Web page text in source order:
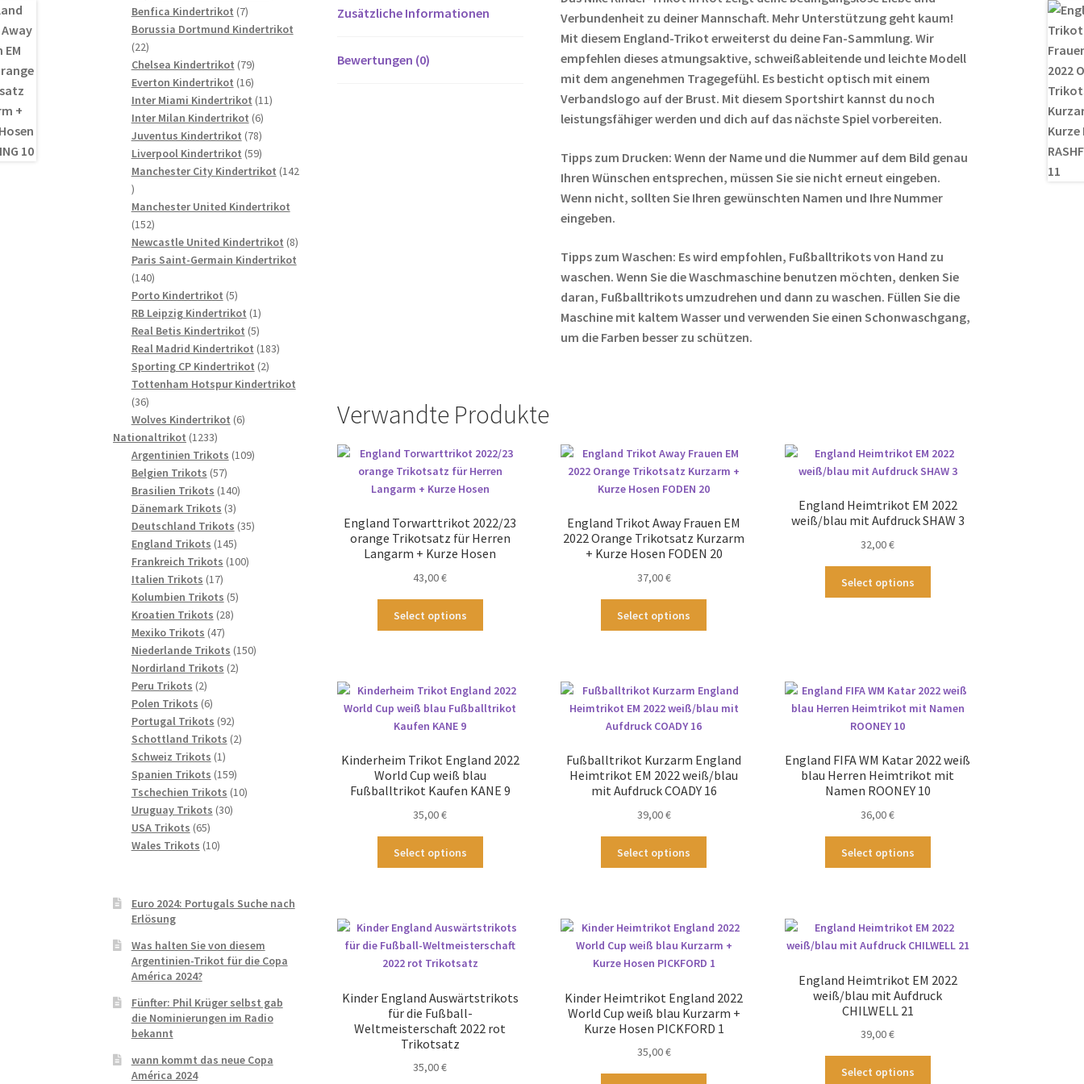
Zusätzliche Informationen
Bewertungen (0)
Verbundenheit zu deiner Mannschaft. Mehr Unterstützung geht kaum!
Mit diesem England-Trikot erweiterst du deine Fan-Sammlung. Wir
empfehlen dieses atmungsaktive, schweißableitende und leichte Modell
mit dem angenehmen Tragegefühl. Es besticht optisch mit einem
Verbandslogo auf der Brust. Mit diesem Sportshirt kannst du noch
leistungsfähiger werden und dich auf das nächste Spiel vorbereiten.
Tipps zum Drucken: Wenn der Name und die Nummer auf dem Bild genau
Ihren Wünschen entsprechen, müssen Sie sie nicht erneut eingeben.
Wenn nicht, sollten Sie Ihren gewünschten Namen und Ihre Nummer
eingeben.
Tipps zum Waschen: Es wird empfohlen, Fußballtrikots von Hand zu
waschen. Wenn Sie die Waschmaschine benutzen möchten, denken Sie
daran, Fußballtrikots umzudrehen und dann zu waschen. Füllen Sie die
Maschine mit kaltem Wasser und verwenden Sie einen Schonwaschgang,
um die Farben besser zu schützen.
Verwandte Produkte
England Torwarttrikot 2022/23
orange Trikotsatz für Herren
Langarm + Kurze Hosen
43,00€
Select options
auf.
Die
auf
der
werden
England Trikot Away Frauen EM
2022 Orange Trikotsatz Kurzarm
+ Kurze Hosen FODEN 20
37,00€
Select options
auf.
Die
auf
der
werden
England Heimtrikot EM 2022
weiß/blau mit Aufdruck SHAW 3
32,00€
Select options
Optionen
können
Produktseite
gewählt
Kinderheim Trikot England 2022
World Cup weiß blau
Fußballtrikot Kaufen KANE 9
35,00€
Select options
auf.
Die
auf
der
Fußballtrikot Kurzarm England
Heimtrikot EM 2022 weiß/blau
mit Aufdruck COADY 16
39,00€
Select options
auf.
Die
Optionen
auf
der
werden
England FIFA WM Katar 2022 weiß
blau Herren Heimtrikot mit
Namen ROONEY 10
36,00€
Select options
auf.
Die
können
auf
gewählt
Kinder England Auswärtstrikots
für die Fußball-
Weltmeisterschaft 2022 rot
Trikotsatz
35,00€
Kinder Heimtrikot England 2022
World Cup weiß blau Kurzarm +
Kurze Hosen PICKFORD 1
35,00€
England Heimtrikot EM 2022
weiß/blau mit Aufdruck
CHILWELL 21
39,00€
Select options
Benfica Kindertrikot 77
Produkte
Borussia Dortmund Kindertrikot
2222
Produkte
Chelsea Kindertrikot 7979
Produkte
Everton Kindertrikot 1616
Produkte
Inter Miami Kindertrikot 1111
Inter Milan Kindertrikot 66
Produkte
Juventus Kindertrikot 7878
Produkte
Liverpool Kindertrikot 5959
Produkte
Manchester City Kindertrikot 142
142
Produkte
Manchester United Kindertrikot
152152
Produkte
Newcastle United Kindertrikot 88
Produkte
Paris Saint-Germain Kindertrikot
140140
Produkte
Porto Kindertrikot 55
Produkte
RB Leipzig Kindertrikot 11
Produkt
Real Betis Kindertrikot 55
Produkte
Real Madrid Kindertrikot 183183
Sporting CP Kindertrikot 22
Produkte
Tottenham Hotspur Kindertrikot
3636
Produkte
Wolves Kindertrikot 66
Nationaltrikot 12331233
Produkte
Argentinien Trikots 109109
Belgien Trikots 5757
Produkte
Brasilien Trikots 140140
Dänemark Trikots 33
Produkte
Deutschland Trikots 3535
England Trikots 145145
Produkte
Frankreich Trikots 100100
Italien Trikots 1717
Produkte
Kolumbien Trikots 55
Kroatien Trikots 2828
Mexiko Trikots 4747
Produkte
Niederlande Trikots 150150
Nordirland Trikots 22
Peru Trikots 22
Produkte
Polen Trikots 66
Produkte
Portugal Trikots 9292
Produkte
Schottland Trikots 22
Schweiz Trikots 11
Produkt
Spanien Trikots 159159
Produkte
Tschechien Trikots 1010
Uruguay Trikots 3030
USA Trikots 6565
Produkte
Wales Trikots 1010
Euro 2024: Portugals Suche nach
Erlösung
Was halten Sie von diesem
Argentinien-Trikot für die Copa
América 2024?
Fünfter: Phil Krüger selbst gab
die Nominierungen im Radio
bekannt
wann kommt das neue Copa
América 2024